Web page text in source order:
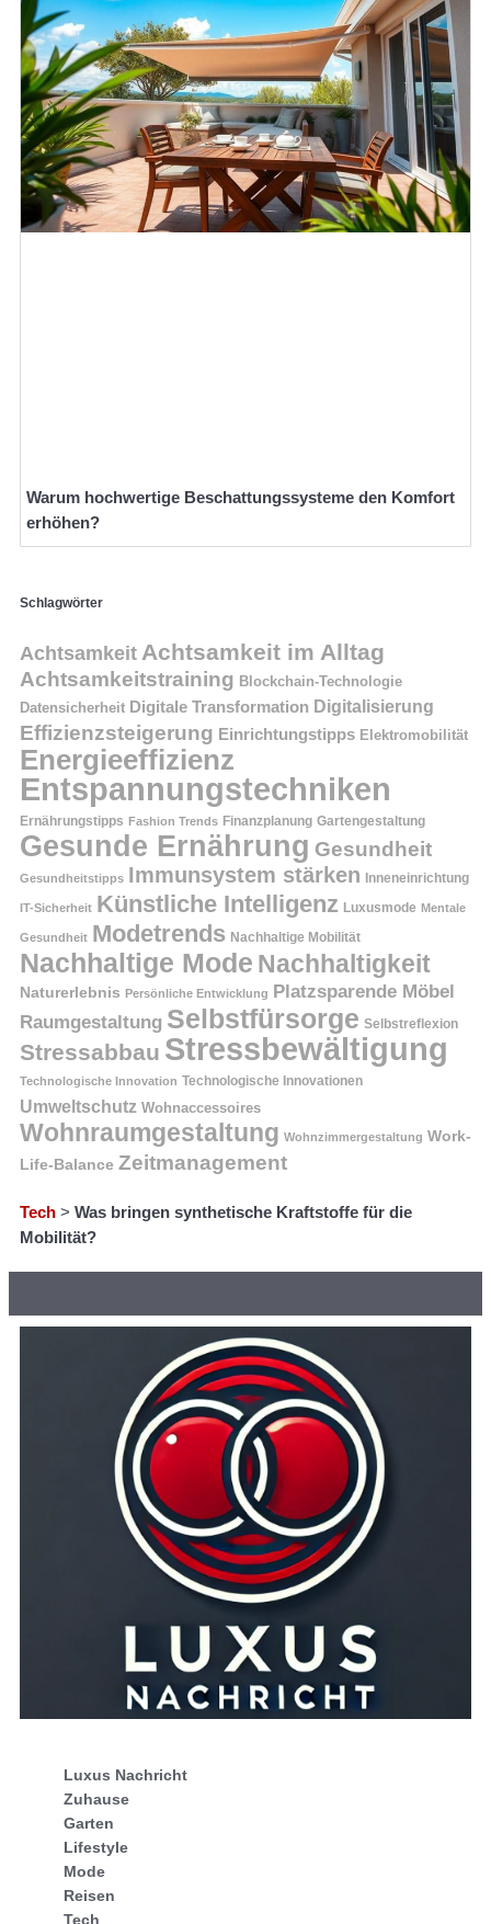
Warum hochwertige Beschattungssysteme den Komfort
erhöhen?
Schlagwörter
Achtsamkeit Achtsamkeit im Alltag
Achtsamkeitstraining Blockchain-Technologie
Datensicherheit Digitale Transformation Digitalisierung
Effizienzsteigerung Einrichtungstipps Elektromobilität
Energieeffizienz
Entspannungstechniken
Ernährungstipps Fashion Trends Finanzplanung Gartengestaltung
Gesunde Ernährung Gesundheit
Gesundheitstipps Immunsystem stärken Inneneinrichtung
IT-Sicherheit Künstliche Intelligenz Luxusmode Mentale
Gesundheit Modetrends Nachhaltige Mobilität
Nachhaltige Mode Nachhaltigkeit
Naturerlebnis Persönliche Entwicklung Platzsparende Möbel
Raumgestaltung Selbstfürsorge Selbstreflexion
Stressabbau Stressbewältigung
Technologische Innovation Technologische Innovationen
Umweltschutz Wohnaccessoires
Wohnraumgestaltung Wohnzimmergestaltung Work-
Life-Balance Zeitmanagement
Tech > Was bringen synthetische Kraftstoffe für die
Mobilität?
Luxus Nachricht
Zuhause
Garten
Lifestyle
Mode
Reisen
Tech